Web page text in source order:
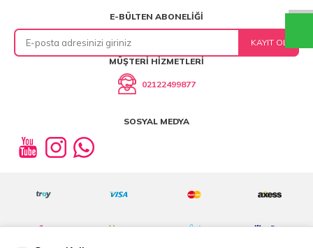
E-BÜLTEN ABONELIĞI
KAYIT OL
MÜŞTERI HIZMETLERI
02122499877
SOSYAL MEDYA